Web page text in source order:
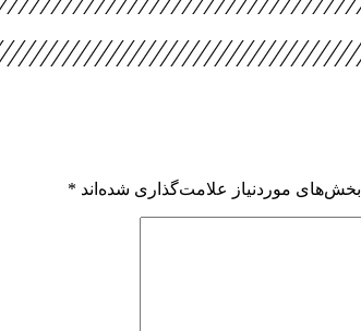
بخش‌های موردنیاز علامت‌گذاری شده‌اند *